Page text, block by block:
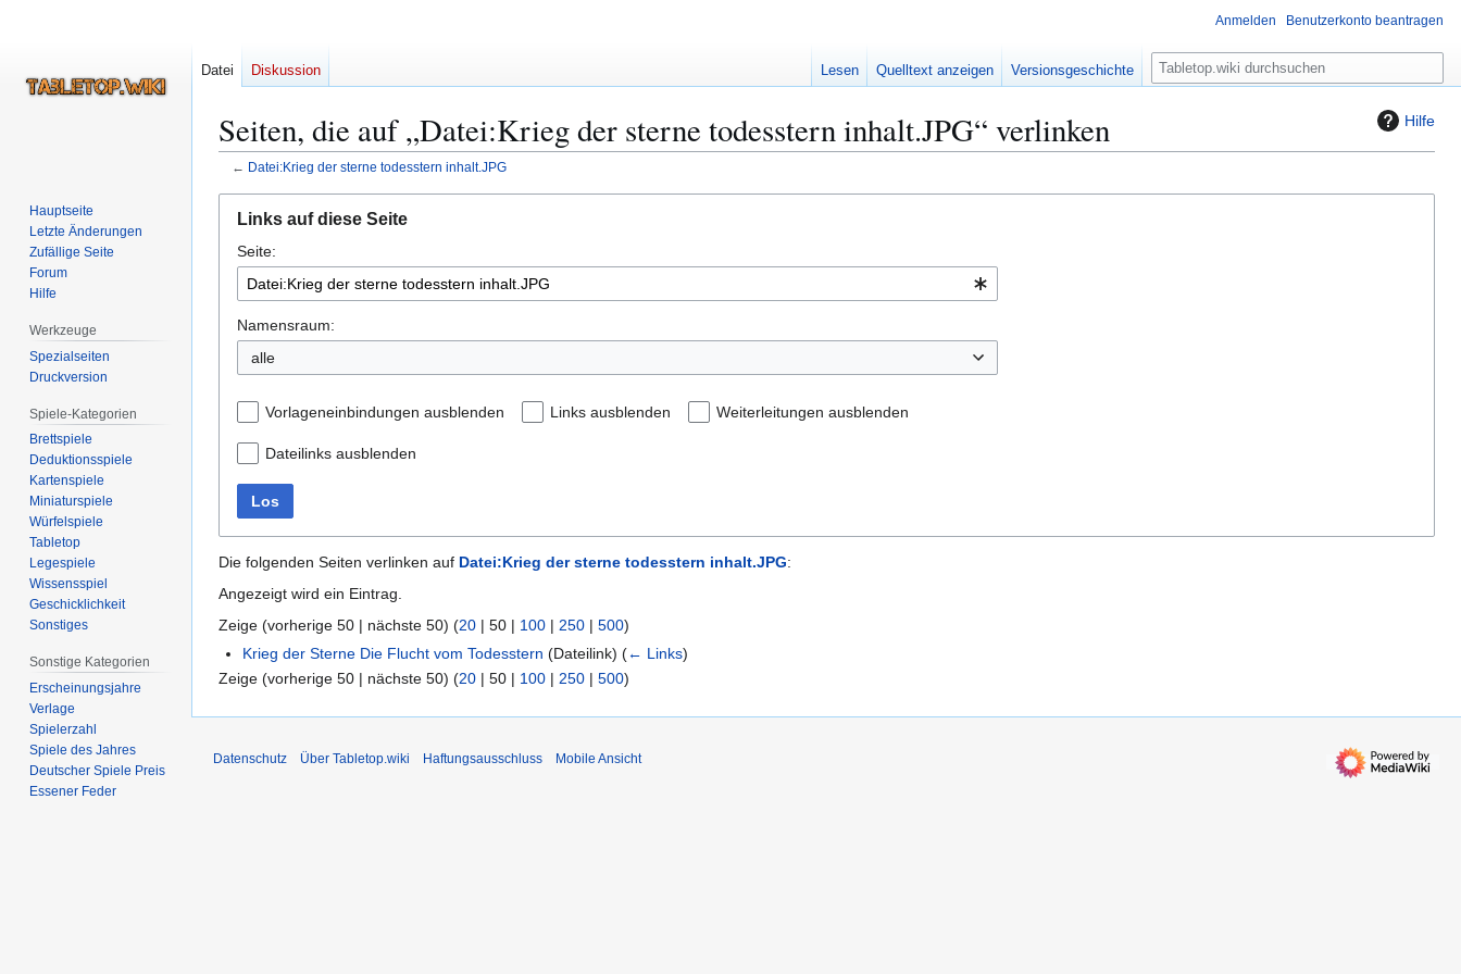
Hilfe
Seiten, die auf „Datei:Krieg der sterne todesstern inhalt.JPG“ verlinken
← Datei:Krieg der sterne todesstern inhalt.JPG
Navigation
springen
Suche
springen
Links auf diese Seite
Seite:
Namensraum:
alle
Vorlageneinbindungen ausblenden Links ausblenden Weiterleitungen ausblenden
Dateilinks ausblenden
Los
Die folgenden Seiten verlinken auf Datei:Krieg der sterne todesstern inhalt.JPG:
Angezeigt wird ein Eintrag.
Zeige (vorherige 50 | nächste 50) (20 | 50 | 100 | 250 | 500)
Krieg der Sterne Die Flucht vom Todesstern (Dateilink)(← Links)
Zeige (vorherige 50 | nächste 50) (20 | 50 | 100 | 250 | 500)
Anmelden Benutzerkonto beantragen
Datei Diskussion Lesen Quelltext anzeigen Versionsgeschichte
S
u
e
Hauptseite
Letzte Änderungen
Zufällige Seite
Forum
Hilfe
Werkzeuge
Spezialseiten
Druckversion
Spiele-Kategorien
Brettspiele
Deduktionsspiele
Kartenspiele
Miniaturspiele
Würfelspiele
Tabletop
Legespiele
Wissensspiel
Geschicklichkeit
Sonstiges
Sonstige Kategorien
Erscheinungsjahre
Verlage
Spielerzahl
Spiele des Jahres
Deutscher Spiele Preis
Essener Feder
Datenschutz Über Tabletop.wiki Haftungsausschluss Mobile Ansicht